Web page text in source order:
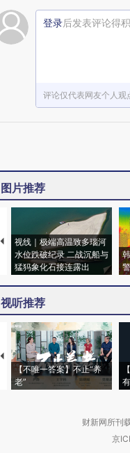
登录后发表评论得
评论仅代表网友个人观
图片推荐
视线｜极端高温致多瑙河
水位跌破纪录 二战沉船与
猛犸象化石接连露出
视听推荐
【不唯一答案】不止“养
老”
财新网所刊
京